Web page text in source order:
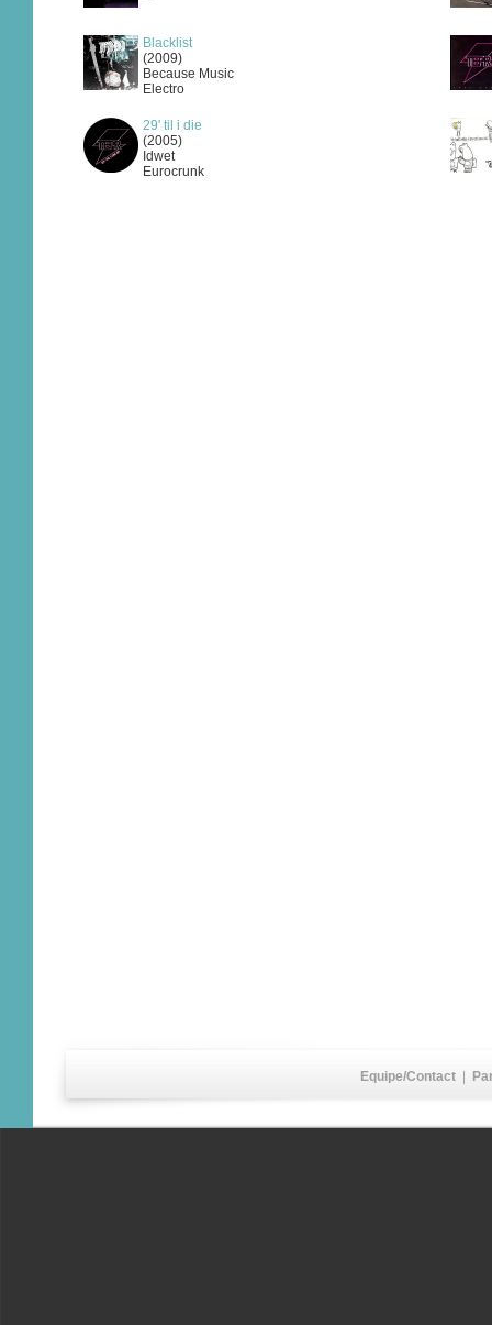
Blacklist
(2009)
Because Music
Electro
29' til i die
(2005)
Idwet
Eurocrunk
Equipe/Contact